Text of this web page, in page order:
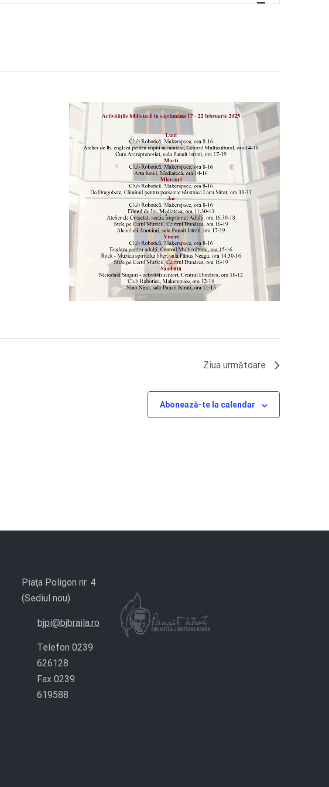
Ziua următoare
Abonează-te la calendar
Piaţa Poligon nr. 4
(Sediul nou)
bjpi@bjbraila.ro
Telefon 0239
626128
Fax 0239
619588